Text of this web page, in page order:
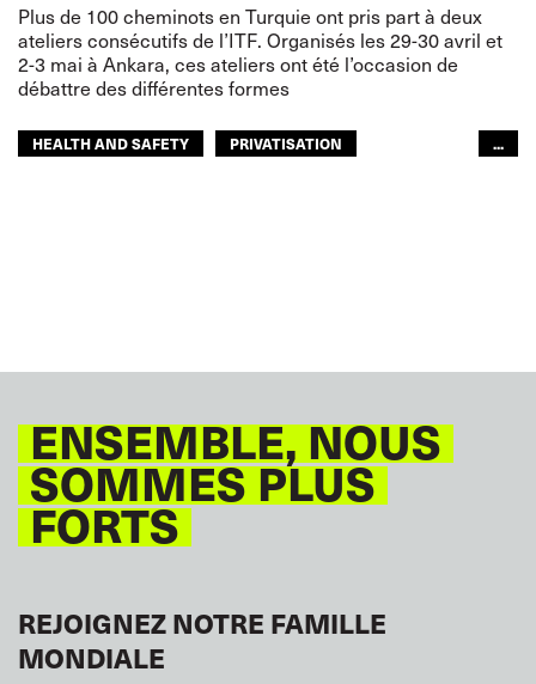
Plus de 100 cheminots en Turquie ont pris part à deux
ateliers consécutifs de l’ITF. Organisés les 29-30 avril et
2-3 mai à Ankara, ces ateliers ont été l’occasion de
débattre des différentes formes
HEALTH AND SAFETY
PRIVATISATION
...
ENSEMBLE, NOUS
SOMMES PLUS
FORTS
REJOIGNEZ NOTRE FAMILLE
MONDIALE